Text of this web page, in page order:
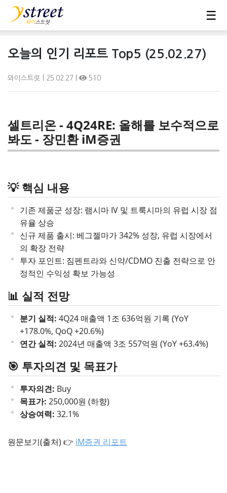
☰
오늘의 인기 리포트 Top5 (25.02.27)
와이스트릿 | 25.02.27 | 510
셀트리온 - 4Q24RE: 올해를 보수적으로
봐도 - 장민환 iM증권
💡 핵심 내용
기존 제품군 성장: 램시마 IV 및 트룩시마의 유럽 시장 점
유율 상승
신규 제품 출시: 베그젤마가 342% 성장, 유럽 시장에서
의 확장 전략
투자 포인트: 짐펜트라와 신약/CDMO 진출 전략으로 안
정적인 수익성 확보 가능성
📊 실적 전망
분기 실적: 4Q24 매출액 1조 636억원 기록 (YoY
+178.0%, QoQ +20.6%)
연간 실적: 2024년 매출액 3조 557억원 (YoY +63.4%)
🎯 투자의견 및 목표가
투자의견: Buy
목표가: 250,000원 (하향)
상승여력: 32.1%
원문보기(출처) 👉 iM증권 리포트